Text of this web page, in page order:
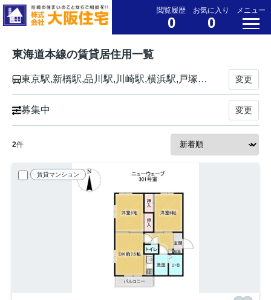
閲覧履歴
0
お気に入り
0
メニュー
東海道本線の賃貸居住用一覧
東京駅,新橋駅,品川駅,川崎駅,横浜駅,戸塚駅,大船駅,藤沢駅,辻堂駅,茅ケ崎駅,平塚駅,大磯駅,二宮駅,国府津駅,鴨宮駅,小田原駅,早川駅,根府川駅,真鶴駅,湯河原駅,熱海駅,函南駅,三島駅,沼津駅,片浜駅,原駅,東田子の浦駅,吉原駅,富士駅,富士川駅,新蒲原駅,蒲原駅,由比駅,興津駅,清水駅,草薙駅,東静岡駅,静岡駅,安倍川駅,用宗駅,焼津駅,西焼津駅,藤枝駅,六合駅,島田駅,金谷駅,菊川駅,掛川駅,愛野駅,袋井駅,御厨駅,磐田駅,豊田町駅,天竜川駅,浜松駅,高塚駅,舞阪駅,弁天島駅,新居町駅,鷲津駅,新所原駅,二川駅,豊橋駅,西小坂井駅,愛知御津駅,三河大塚駅,三河三谷駅,蒲郡駅,三河塩津駅,三ケ根駅,幸田駅,相見駅,岡崎駅,西岡崎駅,安城駅,三河安城駅,東刈谷駅,野田新町駅,刈谷駅,逢妻駅,大府駅,共和駅,南大高駅,大高駅,笠寺駅,熱田駅,金山駅,尾頭橋駅,名古屋駅,枇杷島駅,清洲駅,稲沢駅,尾張一宮駅,木曽川駅,岐阜駅,西岐阜駅,穂積駅,大垣駅,荒尾駅,美濃赤坂駅,垂井駅,関ケ原駅,柏原駅,近江長岡駅,醒ケ井駅,米原駅,彦根駅,南彦根駅,河瀬駅,稲枝駅,能登川駅,安土駅,近江八幡駅,篠原駅,野洲駅,守山駅,栗東駅,草津駅,南草津駅,瀬田駅,石山駅,膳所駅,大津駅,山科駅,京都駅,西大路駅,桂川駅,向日町駅,長岡京駅,山崎駅,島本駅,高槻駅,摂津富田駅,ＪＲ総持寺駅,茨木駅,千里丘駅,岸辺駅,吹田駅,東淀川駅,新大阪駅,大阪駅,塚本駅,尼崎駅,立花駅,甲子園口駅,西宮駅,さくら夙川駅,芦屋駅,甲南山手駅,摂津本山駅,住吉駅,六甲道駅,摩耶駅,灘駅,三ノ宮駅,元町駅,神戸駅 変更
募集中 変更
2件
賃貸マンション